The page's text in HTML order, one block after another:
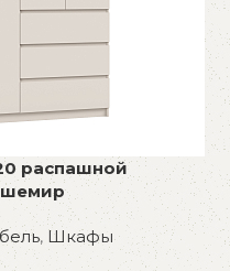
распашной
, Шкафы